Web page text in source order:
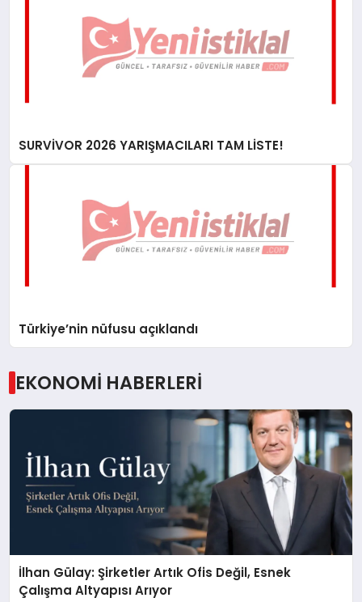
SURVİVOR 2026 YARIŞMACILARI TAM LİSTE!
Türkiye’nin nüfusu açıklandı
EKONOMİ HABERLERİ
İlhan Gülay: Şirketler Artık Ofis Değil, Esnek
Çalışma Altyapısı Arıyor